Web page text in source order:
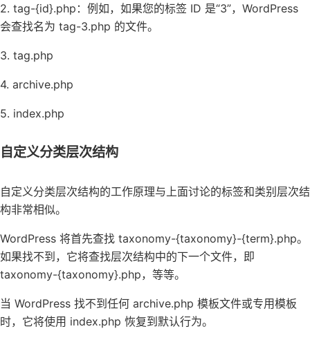
2. tag-{id}.php：例如，如果您的标签 ID 是“3”，WordPress
会查找名为 tag-3.php 的文件。
3. tag.php
4. archive.php
5. index.php
自定义分类层次结构
自定义分类层次结构的工作原理与上面讨论的标签和类别层次结
构非常相似。
WordPress 将首先查找 taxonomy-{taxonomy}-{term}.php。
如果找不到，它将查找层次结构中的下一个文件，即
taxonomy-{taxonomy}.php，等等。
当 WordPress 找不到任何 archive.php 模板文件或专用模板
时，它将使用 index.php 恢复到默认行为。